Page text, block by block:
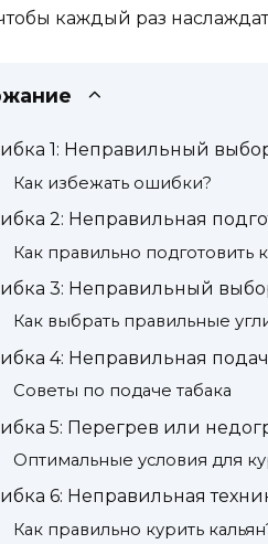
каждый раз
1: Неправильный выбор
Как избежать ошибки?
2: Неправильная
Как правильно подготовить
3: Неправильный
Как выбрать правильные
4: Неправильная
Советы по подаче табака
5: Перегрев или
Оптимальные условия для
6: Неправильная
Как правильно курить